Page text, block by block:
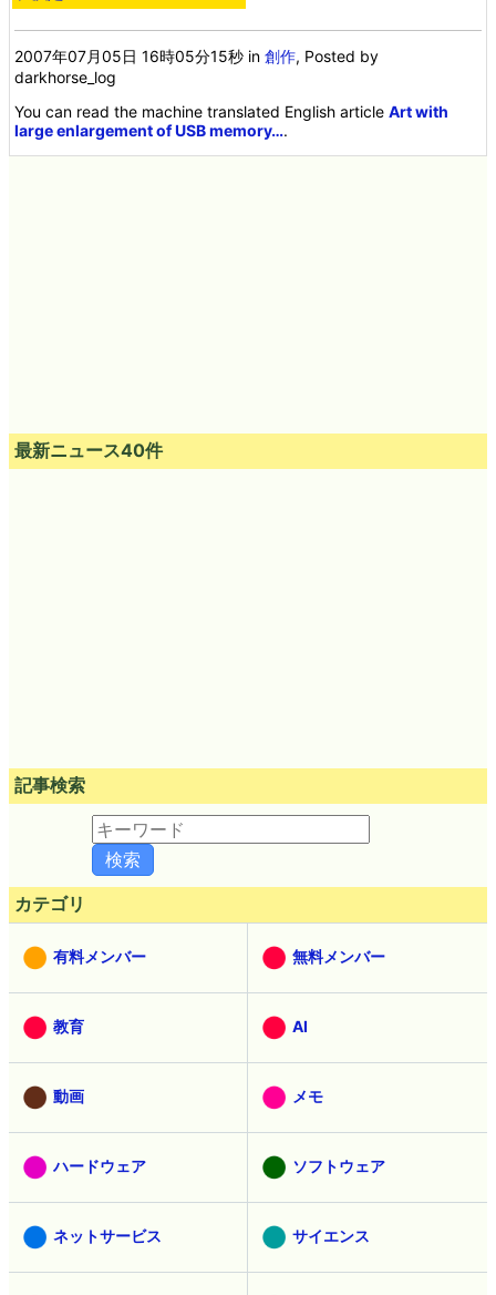
2007年07月05日 16時05分15秒 in創作, Posted by
darkhorse_log
You can read the machine translated English articleArt with
large enlargement of USB memory….
最新ニュース40件
記事検索
カテゴリ
有料メンバー 無料メンバー
教育 AI
動画 メモ
ハードウェア ソフトウェア
ネットサービス サイエンス